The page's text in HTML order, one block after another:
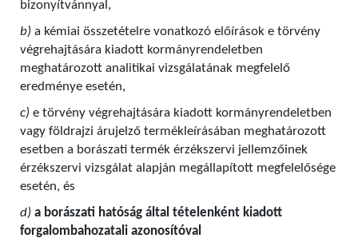
bizonyítvánnyal,
b) a kémiai összetételre vonatkozó előírások e törvény
végrehajtására kiadott kormányrendeletben
meghatározott analitikai vizsgálatának megfelelő
eredménye esetén,
c) e törvény végrehajtására kiadott kormányrendeletben
vagy földrajzi árujelző termékleírásában meghatározott
esetben a borászati termék érzékszervi jellemzőinek
érzékszervi vizsgálat alapján megállapított megfelelősége
esetén, és
d) a borászati hatóság által tételenként kiadott
forgalombahozatali azonosítóval